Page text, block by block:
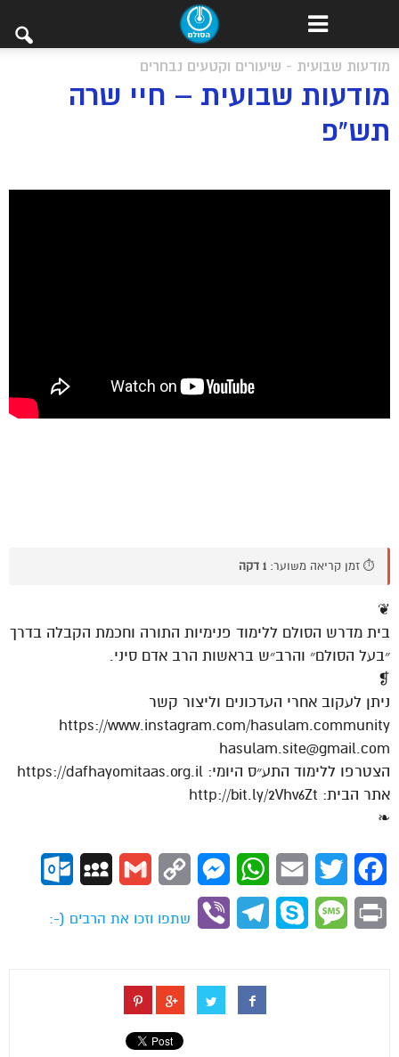
מודעות שבועית - שיעורים וקטעים נבחרים
מודעות שבועית – חיי שרה
תש”פ
⏱️ זמן קריאה משוער: 1 דקה
❦
בית מדרש הסולם ללימוד פנימיות התורה וחכמת הקבלה בדרך
״בעל הסולם״ והרב״ש בראשות הרב אדם סיני.
❡
ניתן לעקוב אחרי העדכונים וליצור קשר
https://www.instagram.com/hasulam.community
hasulam.site@gmail.com
הצטרפו ללימוד התע״ס היומי: https://dafhayomitaas.org.il
אתר הבית: http://bit.ly/2Vhv6Zt
❧
Facebook
Twitter
Email
WhatsApp
Messenger
Copy
Gmail
MySpace
Print
Message
Skype
Telegram
Viber
שתפו וזכו את הרבים (-: